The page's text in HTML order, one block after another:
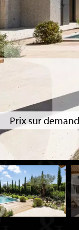
Prix sur